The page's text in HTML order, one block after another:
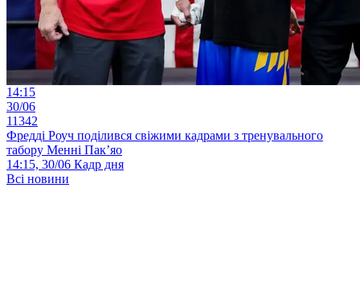
14:15
30/06
11342
Фредді Роуч поділився свіжими кадрами з тренувального
табору Менні Пак’яо
14:15, 30/06 Кадр дня
Всі новини